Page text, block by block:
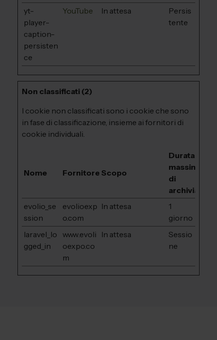
yt-
player-
caption-
persisten
ce
YouTube In attesa
Persis
tente
Non classificati (2)
I cookie non classificati sono i cookie che sono
in fase di classificazione, insieme ai fornitori di
cookie individuali.
Nome Fornitore Scopo
Durata
massima
di
evolio_se
ssion
evolioexp
o.com
In attesa
1
giorno
laravel_lo
gged_in
www.evoli
oexpo.co
m
In attesa
Sessio
ne